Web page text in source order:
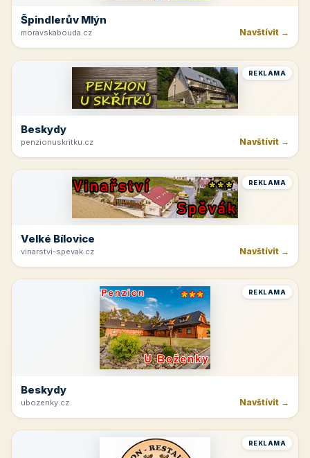
Špindlerův Mlýn
moravskabouda.cz Navštívit →
REKLAMA
Beskydy
penzionuskritku.cz Navštívit →
REKLAMA
Velké Bílovice
vinarstvi-spevak.cz Navštívit →
REKLAMA
Beskydy
ubozenky.cz Navštívit →
REKLAMA